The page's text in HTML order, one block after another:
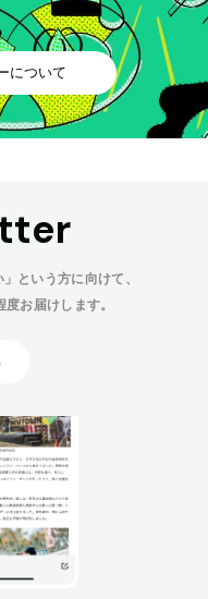
について
という方に向けて、
お届けします。